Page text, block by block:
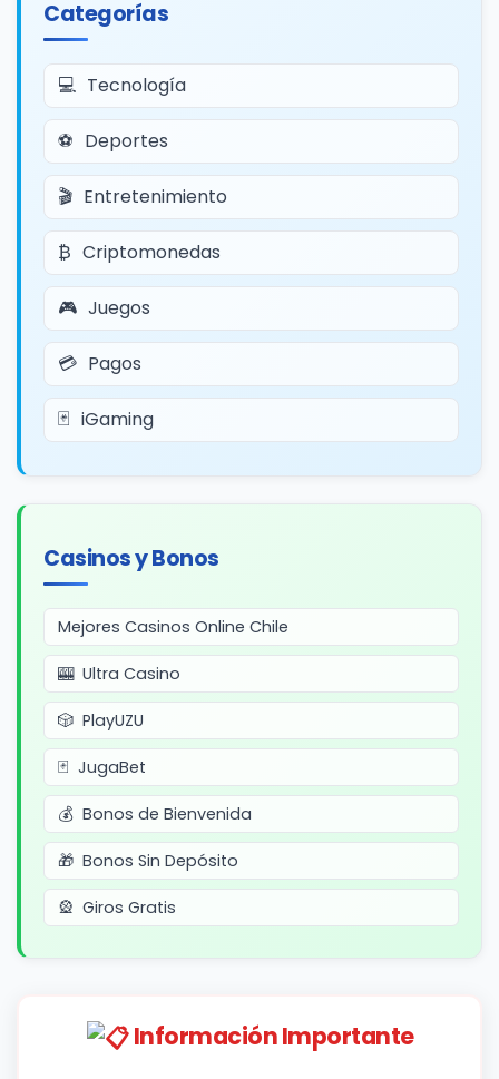
Categorías
Tecnología
Deportes
Entretenimiento
Criptomonedas
Juegos
Pagos
iGaming
Casinos y Bonos
Mejores Casinos Online Chile
Ultra Casino
PlayUZU
JugaBet
Bonos de Bienvenida
Bonos Sin Depósito
Giros Gratis
Información Importante